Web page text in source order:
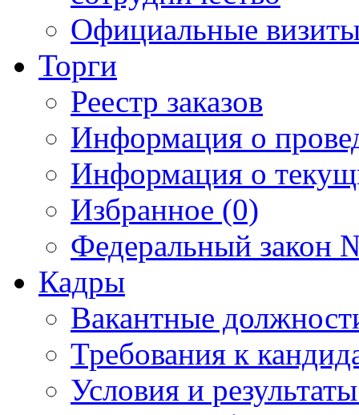
Официальные
Торги
Реестр заказов
Информация о
Информация о
Избранное (0)
Федеральный закон
Кадры
Вакантные
Требования к
Условия и